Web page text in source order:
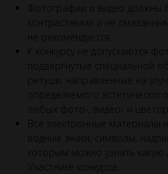
Фотографии и видео должны
контрастными и не
не рекомендуется.
К конкурсу не допускаются
подвергнутые специальной
ретуши, направленные на
определяемого
любых фото-, видео- и
Все электронные материалы
водные знаки, символы,
которым можно узнать
Участнике конкурса.